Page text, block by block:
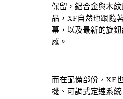
保留，鋁合金與木
品，XF自然也跟隨
幕，以及最新的旋鈕
感。
而在配備部份，XF
機、可調式定速系